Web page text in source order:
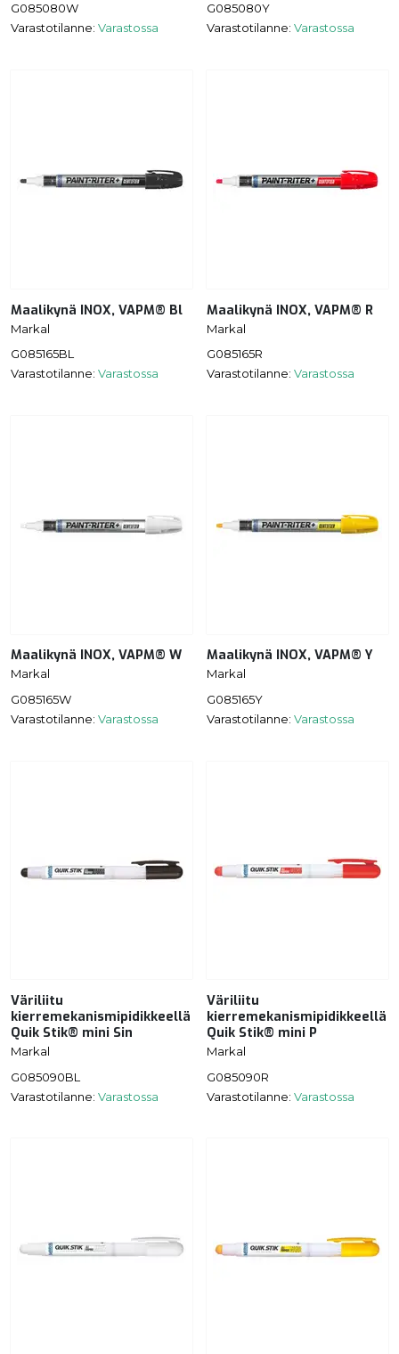
G085080W
Varastotilanne: Varastossa
G085080Y
Varastotilanne: Varastossa
Maalikynä INOX, VAPM® Bl
Markal
G085165BL
Varastotilanne: Varastossa
Maalikynä INOX, VAPM® R
Markal
G085165R
Varastotilanne: Varastossa
Maalikynä INOX, VAPM® W
Markal
G085165W
Varastotilanne: Varastossa
Maalikynä INOX, VAPM® Y
Markal
G085165Y
Varastotilanne: Varastossa
Väriliitu
kierremekanismipidikkeellä
Quik Stik® mini Sin
Markal
G085090BL
Varastotilanne: Varastossa
Väriliitu
kierremekanismipidikkeellä
Quik Stik® mini P
Markal
G085090R
Varastotilanne: Varastossa